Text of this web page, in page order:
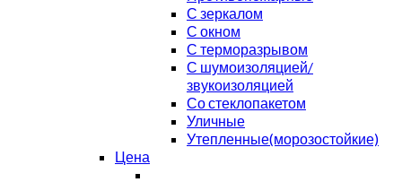
С зеркалом
С окном
С терморазрывом
С шумоизоляцией/
звукоизоляцией
Со стеклопакетом
Уличные
Утепленные(морозостойкие)
Цена